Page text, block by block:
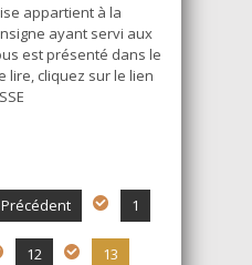
appartient à la
ayant servi aux
est présenté dans le
lire, cliquez sur le lien
Précédent 1
12 13